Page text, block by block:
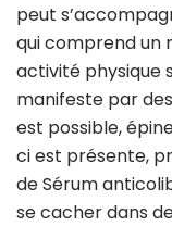
peut
qui comprend un
activité physique
manifeste par
est possible,
ci est présente,
de Sérum
se cacher dans